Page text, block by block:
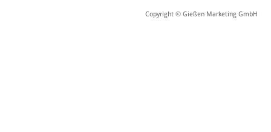
Copyright © Gießen Marketing GmbH